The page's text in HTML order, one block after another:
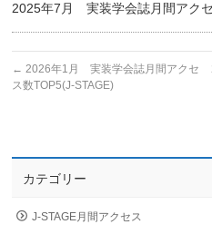
2025年7月 実装学会誌月間アク
← 2026年1月 実装学会誌月間アクセ
ス数TOP5(J-STAGE)
カテゴリー
J-STAGE月間アクセス